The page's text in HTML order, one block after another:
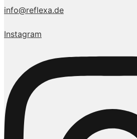
info@reflexa.de
Instagram